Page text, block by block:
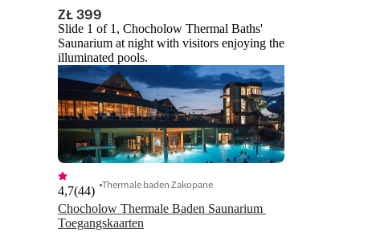
ZŁ 399
Slide 1 of 1, Chocholow Thermal Baths'
Saunarium at night with visitors enjoying the
illuminated pools.
Chocholow Thermale Baden Saunarium
Toegangskaarten
4,7(44) Thermale baden Zakopane